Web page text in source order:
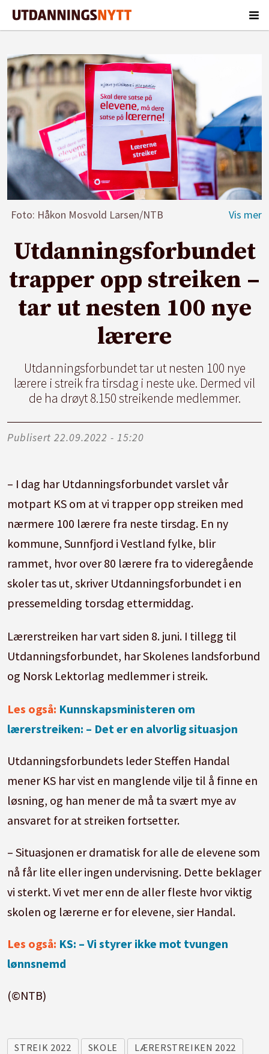
Foto: Håkon Mosvold Larsen/NTB
Utdanningsforbundet
trapper opp streiken –
tar ut nesten 100 nye
lærere
Utdanningsforbundet tar ut nesten 100 nye
lærere i streik fra tirsdag i neste uke. Dermed vil
de ha drøyt 8.150 streikende medlemmer.
Publisert 22.09.2022 - 15:20
– I dag har Utdanningsforbundet varslet vår
motpart KS om at vi trapper opp streiken med
nærmere 100 lærere fra neste tirsdag. En ny
kommune, Sunnfjord i Vestland fylke, blir
rammet, hvor over 80 lærere fra to videregående
skoler tas ut, skriver Utdanningsforbundet i en
pressemelding torsdag ettermiddag.
Lærerstreiken har vart siden 8. juni. I tillegg til
Utdanningsforbundet, harSkolenes landsforbund
og Norsk Lektorlag medlemmer i streik.
Les også: Kunnskapsministeren om
lærerstreiken: – Det er en alvorlig situasjon
Utdanningsforbundets leder Steffen Handal
mener KS har vist en manglende vilje til å finne en
løsning, og han mener de må ta svært mye av
ansvaret for at streiken fortsetter.
– Situasjonen er dramatisk for alle de elevene som
nå får lite eller ingen undervisning. Dette beklager
vi sterkt. Vi vet mer enn de aller fleste hvor viktig
skolen og lærerne er for elevene, sier Handal.
Les også: KS: – Vi styrer ikke mot tvungen
lønnsnemd
(©NTB)
STREIK 2022 SKOLE
LÆRERSTREIKEN 2022